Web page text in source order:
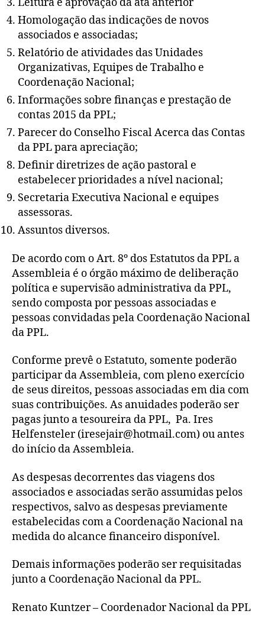
Homologação das indicações de novos
associados e associadas;
Relatório de atividades das Unidades
Organizativas, Equipes de Trabalho e
Coordenação Nacional;
Informações sobre finanças e prestação de
contas 2015 da PPL;
Parecer do Conselho Fiscal Acerca das Contas
da PPL para apreciação;
Definir diretrizes de ação pastoral e
estabelecer prioridades a nível nacional;
Secretaria Executiva Nacional e equipes
assessoras.
Assuntos diversos.
De acordo com o Art. 8º dos Estatutos da PPL a
Assembleia é o órgão máximo de deliberação
política e supervisão administrativa da PPL,
sendo composta por pessoas associadas e
pessoas convidadas pela Coordenação Nacional
da PPL.
Conforme prevê o Estatuto, somente poderão
participar da Assembleia, com pleno exercício
de seus direitos, pessoas associadas em dia com
suas contribuições. As anuidades poderão ser
pagas junto a tesoureira da PPL, Pa. Ires
Helfensteler (iresejair@hotmail.com) ou antes
do início da Assembleia.
As despesas decorrentes das viagens dos
associados e associadas serão assumidas pelos
respectivos, salvo as despesas previamente
estabelecidas com a Coordenação Nacional na
medida do alcance financeiro disponível.
Demais informações poderão ser requisitadas
junto a Coordenação Nacional da PPL.
Renato Kuntzer – Coordenador Nacional da PPL